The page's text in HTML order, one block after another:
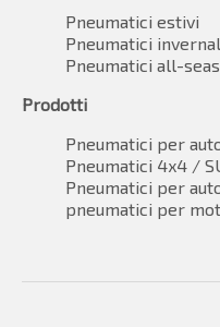
Pneumatici estivi
Pneumatici
Pneumatici all-
Prodotti
Pneumatici per
Pneumatici 4x4 /
Pneumatici per
pneumatici per